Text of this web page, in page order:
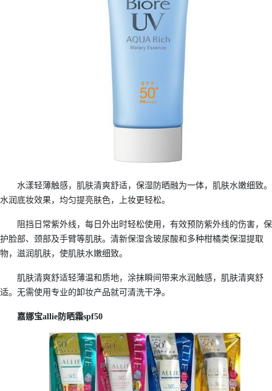
水漾轻薄触感，肌肤清爽舒适，保湿防晒融为一体，肌肤水嫩细致。
水润底妆效果，均匀提亮肤色，上妆更轻松。
阻挡日常紫外线，每日外出时轻松使用，有效预防紫外线的伤害，保
护脸部、颈部及手臂等肌肤。清新保湿含玻尿酸和多种柑橘类保湿提取
物，滋润肌肤，使肌肤水嫩细致。
肌肤清爽舒适轻薄温和质地，涂抹瞬间带来水润触感，肌肤清爽舒
适。无需使用专业的卸妆产品就可清洗干净。
嘉娜宝allie防晒霜spf50